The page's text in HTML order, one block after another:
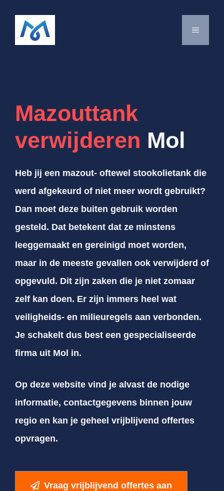
MENU
Mazouttank
verwijderen Mol
Heb jij een mazout- oftewel stookolietank die
werd afgekeurd of niet meer wordt gebruikt?
Dan moet deze buiten gebruik worden
gesteld. Dat betekent dat ze minstens
leeggemaakt en gereinigd moet worden,
maar in de meeste gevallen ook verwijderd of
opgevuld. Dit zijn zaken die je niet zomaar
zelf kan doen. Er zijn immers heel wat
veiligheids- en milieuregels aan verbonden.
Je schakelt dus best een gespecialiseerde
firma uit Mol in.
Op deze website vind je alvast de nodige
informatie, contactgegevens binnen jouw
regio en kan je geheel vrijblijvend offertes
opvragen.
Vraag vrijblijvend offertes aan